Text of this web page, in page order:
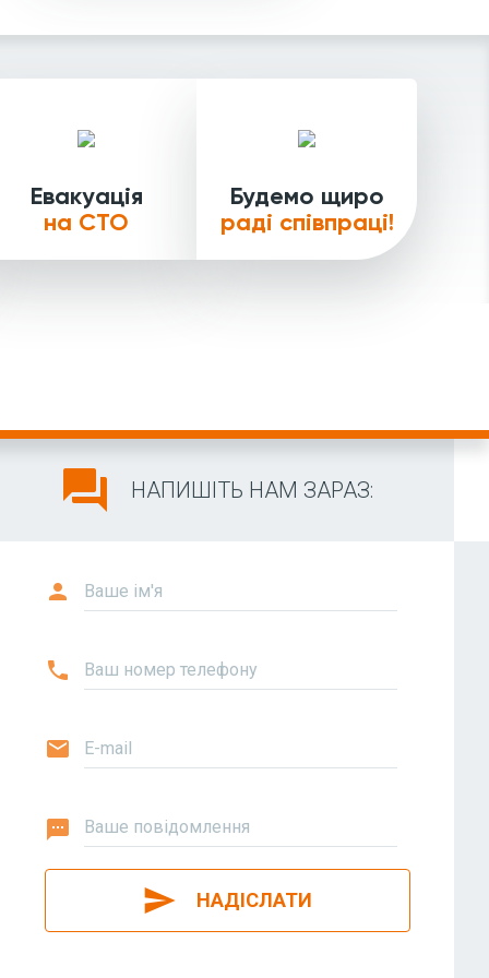
Евакуація
на СТО
Будемо щиро
раді співпраці!
question_answer НАПИШІТЬ НАМ ЗАРАЗ:
person Ваше ім'я
phone Ваш номер телефону
email E-mail
textsms Ваше повідомлення
send НАДІСЛАТИ